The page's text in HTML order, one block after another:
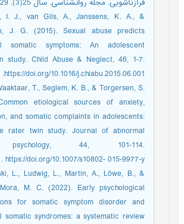
فرازناشویی. مجله روانشناسی. سال 25(3). 329-349.
I. J., van Gils, A., Janssens, K. A., &
J. G. (2015). Sexual abuse predicts
somatic symptoms: An adolescent
study. Child Abuse & Neglect, 46, 1-7.
https://doi.org/10.1016/j.chiabu.2015.06.001.
T., Seglem, K. B., & Torgersen, S.
etiological sources of anxiety,
and somatic complaints in adolescents:
rater twin study. Journal of abnormal
44, 101-114.
https://doi.org/10.1007/s10802- 015-9977-y .
L., Ludwig, L., Martin, A., Löwe, B., &
Mora, M. C. (2022). Early psychological
for somatic symptom disorder and
somatic syndromes: a systematic review